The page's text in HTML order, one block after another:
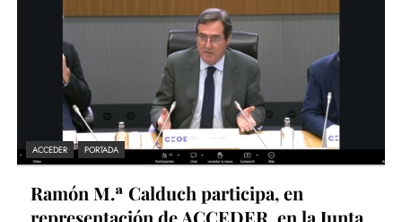
ACCEDER PORTADA
Ramón M.ª Calduch participa, en
representación de ACCEDER, en la Junta